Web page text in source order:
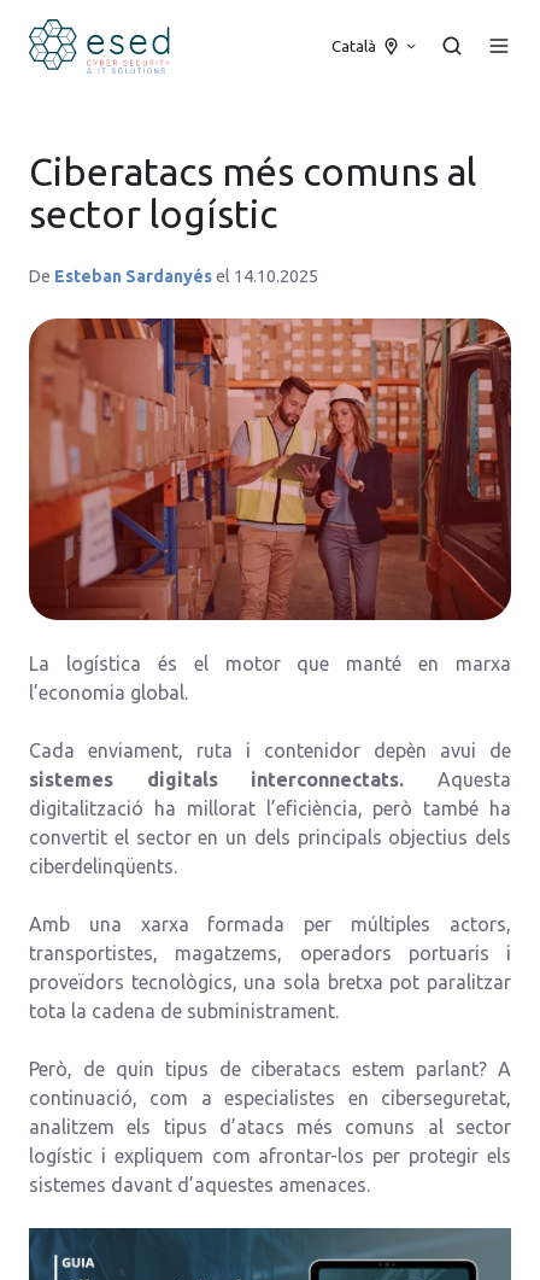
Català
Ciberatacs més comuns al
sector logístic
De Esteban Sardanyésel 14.10.2025
La logística és el motor que manté en marxa
l’economia global.
Cada enviament, ruta i contenidor depèn avui de
sistemes digitals interconnectats. Aquesta
digitalització ha millorat l’eficiència, però també ha
convertit el sector en un dels principals objectius dels
ciberdelinqüents.
Amb una xarxa formada per múltiples actors,
transportistes, magatzems, operadors portuaris i
proveïdors tecnològics, una sola bretxa pot paralitzar
tota la cadena de subministrament.
Però, de quin tipus de ciberatacs estem parlant? A
continuació, com a especialistes en ciberseguretat,
analitzem els tipus d’atacs més comuns al sector
logístic i expliquem com afrontar-los per protegir els
sistemes davant d’aquestes amenaces.